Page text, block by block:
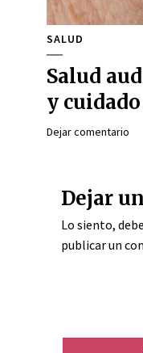
SALUD
Salud
y
Dejar comentario
Dejar
Lo siento,
publicar un